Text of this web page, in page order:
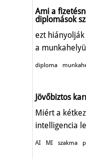
Ami a
diplomások
ezt
a
diploma
Jövőbiztos
Miért a
intelligencia
AI MI szakma